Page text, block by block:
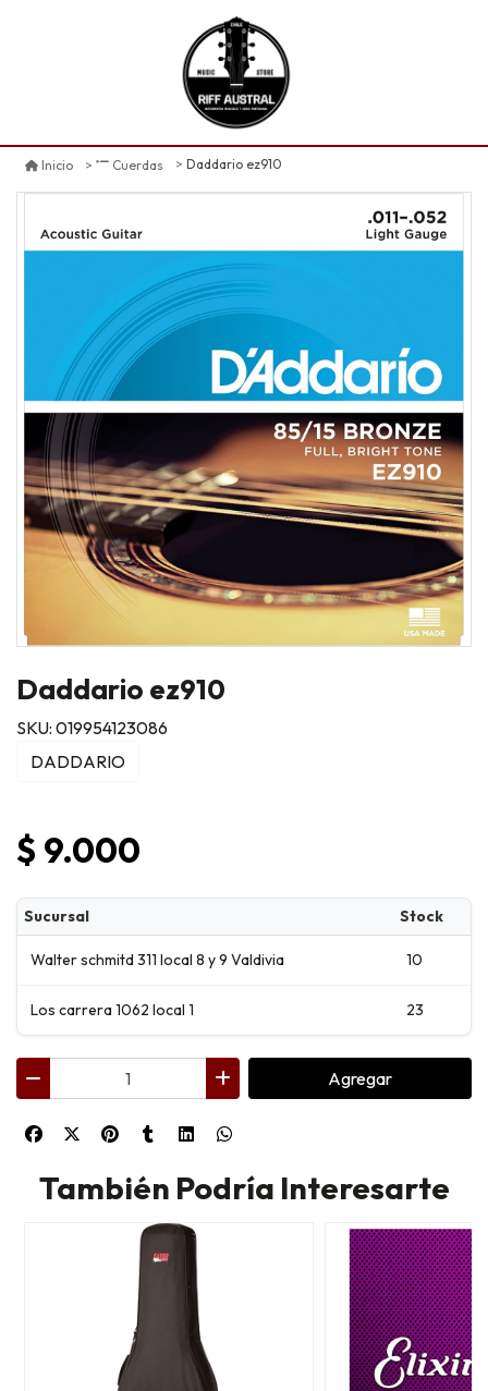
Inicio Cuerdas Daddario ez910
Daddario ez910
SKU: 019954123086
DADDARIO
$ 9.000
Sucursal Stock
Walter schmitd 311 local 8 y 9 Valdivia 10
Los carrera 1062 local 1 23
Agregar
También Podría Interesarte